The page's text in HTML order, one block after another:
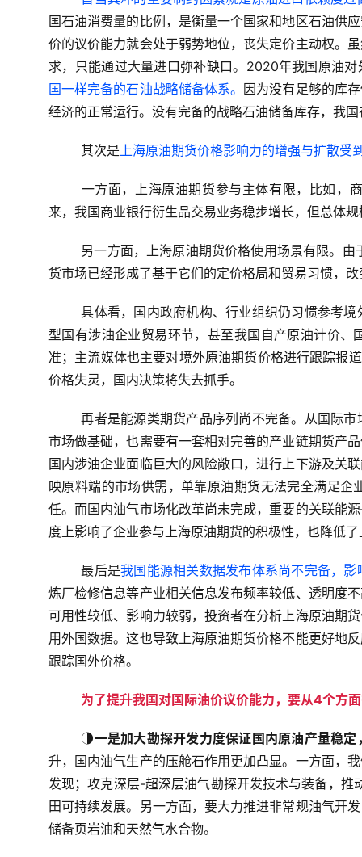
国石油消费量的比例，是衡量一个国家和地区石油供
价的议价能力就会处于弱势地位，丧失定价主动权。
求，只能通过大量进口弥补缺口。2020年我国原油
国一样完备的石油战略储备体系。 因为没有足够的库
经济的正常运行。没有完备的战略石油储备库存，我
其次是上海原油期货价格影响力的增强与扩散受
一方面，上海原油期货参与主体有限，比如，
来，我国商业银行衍生品交易业务稳步增长，但总体
另一方面，上海原油期货价格使用场景有限。
货市场已经形成了基于它们的定价格局和贸易习惯，
具体看，国内政府机构、行业组织仍习惯参考
型国有涉油企业贸易环节，甚至我国自产原油计价
准；主流媒体也主要对境外原油期货价格进行跟踪报
价格失灵，国内决策将失去抓手。
再者是能源类期货产品序列尚不完备。从国际
市场做基础，也需要有一套相对完善的产业链期货产
国内涉油企业面临巨大的风险敞口，进行上下游及关
映原料端的市场供需，单靠原油期货无法完全满足
任。而国内油气市场化改革尚未完成，重要的关联
度上影响了企业参与上海原油期货的积极性，也降低
最后是我国能源相关数据发布体系尚不完备，
炼厂检修信息等产业相关信息发布频率较低、透明度
可用性较低、影响力较弱，投资者在分析上海原油期
用外国数据。这也导致上海原油期货价格不能更好地
跟踪国外价格。
为了提升我国对国际油价议价能力，要从4个方
◑一是加大勘探开发力度保证国内原油产量稳
升，国内油气生产的压舱石作用更加凸显。一方面，
发现；攻克深层-超深层油气勘探开发技术与装备，
田可持续发展。另一方面，要大力推进非常规油气开
储备页岩油和天然气水合物。